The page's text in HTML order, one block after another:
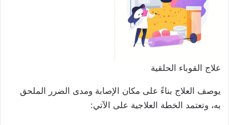
علاج القوباء الحلقية
يوصف العلاج بناءً على مكان الإصابة ومدى الضرر الملحق
به، وتعتمد الخطة العلاجية على الآتي: